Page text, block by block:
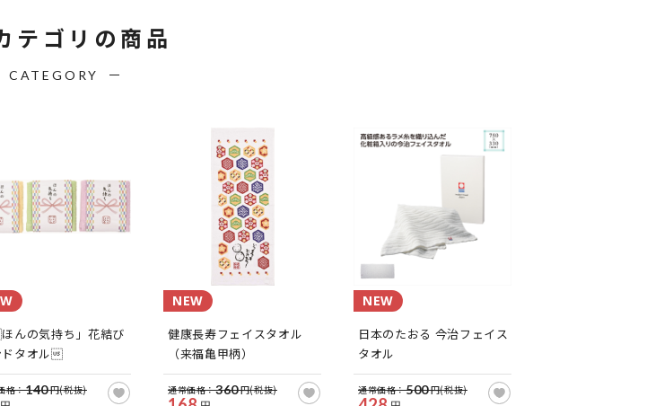
テゴリの商品
CATEGORY
ほんの気持ち」花結び
ドタオル
格：140円(税抜)
NEW
健康長寿フェイスタオル
（来福亀甲柄）
通常価格：360円(税抜)
NEW
日本のたおる 今治フェイス
タオル
通常価格：500円(税抜)